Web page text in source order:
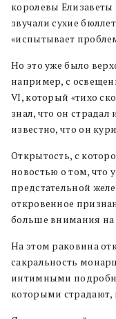
королевы
звучали сухие
«испытывает
Но это уже было
например, с
VI, который «тихо
знал, что он страдал
известно, что он
Открытость, с
новостью о том, что
предстательной
откровенное
больше внимания на
На этом раковина
сакральность
интимными
которыми страдают,